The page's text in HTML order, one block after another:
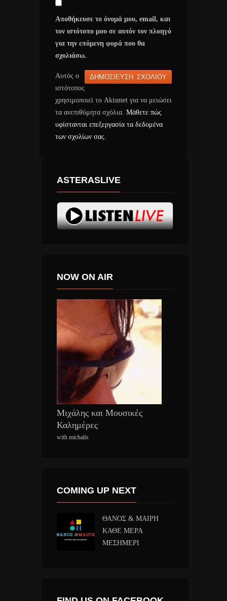
Αποθήκευσε το όνομά μου, email, και
τον ιστότοπο μου σε αυτόν τον πλοηγό
για την επόμενη φορά που θα
σχολιάσω.
Αυτός ο
ιστότοπος
χρησιμοποιεί το Akismet για να μειώσει
τα ανεπιθύμητα σχόλια. Μάθετε πώς
υφίστανται επεξεργασία τα δεδομένα
των σχολίων σας
ASTERASLIVE
NOW ON AIR
Μιχάλης και Μουσικές
Καλημέρες
with michalis
COMING UP NEXT
ΘΑΝΟΣ & ΜΑΙΡΗ
ΚΑΘΕ ΜΕΡΑ
ΜΕΣΗΜΕΡΙ